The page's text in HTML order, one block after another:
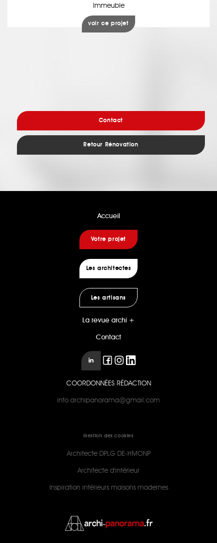
Immeuble
voir ce projet
Contact
Retour Rénovation
Accueil
Votre projet
Les architectes
Les artisans
La revue archi +
Contact
COORDONNÉES RÉDACTION
info.archipanorama@gmail.com
Gestion des cookies
Architecte DPLG DE-HMONP
Architecte d'intérieur
Inspiration intérieurs maisons modernes